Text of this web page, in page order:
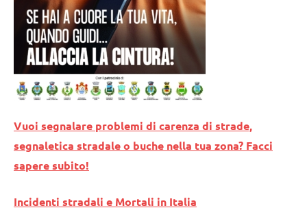
Vuoi segnalare problemi di carenza di strade,
segnaletica stradale o buche nella tua zona? Facci
sapere subito!
Incidenti stradali e Mortali in Italia